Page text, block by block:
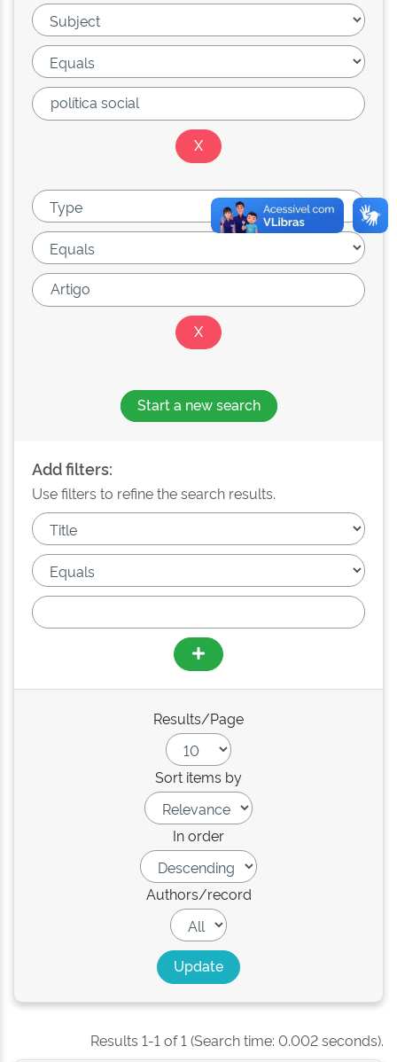
Start a new search
Add filters:
Use filters to refine the search results.
Results/Page
Sort items by
In order
Authors/record
Results 1-1 of 1 (Search time: 0.002 seconds).